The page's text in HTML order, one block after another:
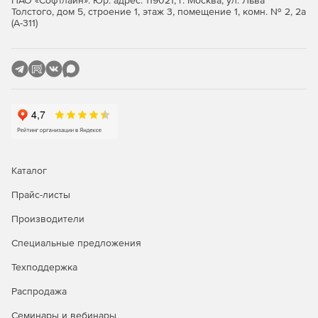
расстояний»
распределение заказов между курьерами, оценка
Сервисы доставки: автоматическое определение зон
Транспортные и экспедиционные компании:
грузов, проверка доступности дорог, исключение
магазинами, анализ транспортной доступности точек
Толстого, дом 5, строение 1, этаж 3, помещение 1, комн. № 2, 2а
(А-311)
Каталог
Прайс-листы
Производители
Специальные предложения
Техподдержка
Распродажа
Семинары и вебинары